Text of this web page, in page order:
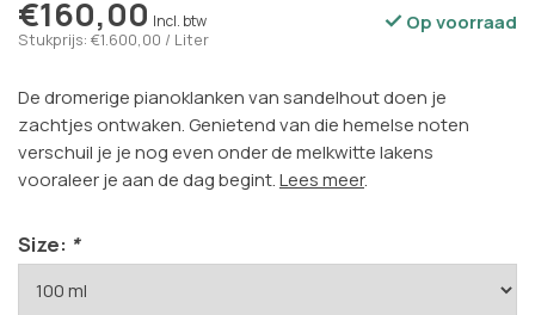
€160,00 Incl. btw
Stukprijs: €1.600,00 / Liter
Op voorraad
De dromerige pianoklanken van sandelhout doen je
zachtjes ontwaken. Genietend van die hemelse noten
verschuil je je nog even onder de melkwitte lakens
vooraleer je aan de dag begint.Lees meer.
Size: *